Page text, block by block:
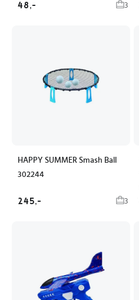
48,- 3
HAPPY SUMMER Smash Ball
302244
245,- 3